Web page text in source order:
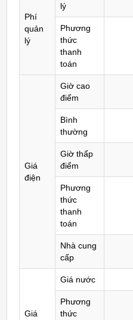
Phí
quản
lý
lý
Phương
thức
thanh
toán
Giá
điện
Giờ cao
điểm
Bình
thường
Giờ thấp
điểm
Phương
thức
thanh
toán
Nhà cung
cấp
Giá
Giá nước
Phương
thức